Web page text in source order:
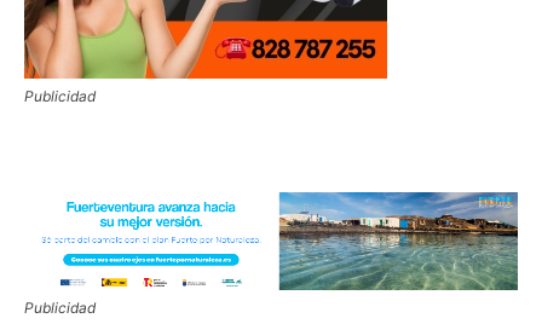
Publicidad
Publicidad